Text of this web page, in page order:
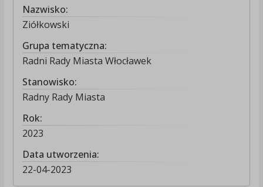
Nazwisko:
Ziółkowski
Grupa tematyczna:
Radni Rady Miasta Włocławek
Stanowisko:
Radny Rady Miasta
Rok:
2023
Data utworzenia:
22-04-2023